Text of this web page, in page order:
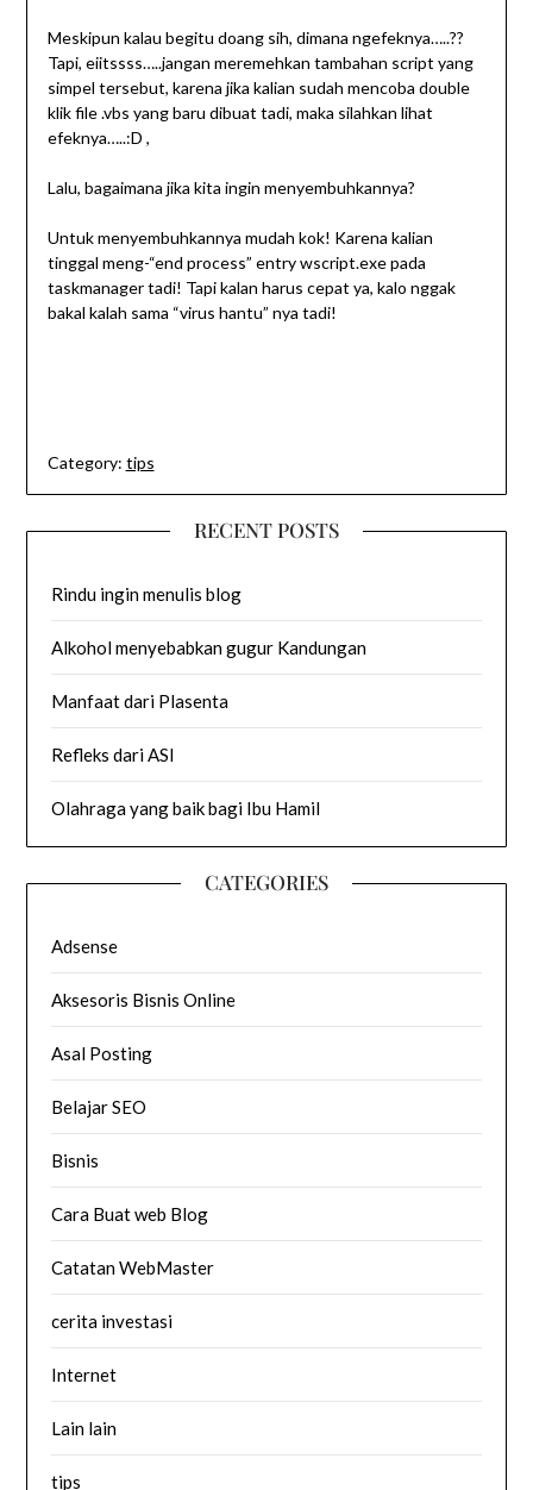
Meskipun kalau begitu doang sih, dimana ngefeknya…..??
Tapi, eiitssss…..jangan meremehkan tambahan script yang
simpel tersebut, karena jika kalian sudah mencoba double
klik file .vbs yang baru dibuat tadi, maka silahkan lihat
efeknya…..:D ,
Lalu, bagaimana jika kita ingin menyembuhkannya?
Untuk menyembuhkannya mudah kok! Karena kalian
tinggal meng-“end process” entry wscript.exe pada
taskmanager tadi! Tapi kalan harus cepat ya, kalo nggak
bakal kalah sama “virus hantu” nya tadi!
Category: tips
RECENT POSTS
Rindu ingin menulis blog
Alkohol menyebabkan gugur Kandungan
Manfaat dari Plasenta
Refleks dari ASI
Olahraga yang baik bagi Ibu Hamil
CATEGORIES
Adsense
Aksesoris Bisnis Online
Asal Posting
Belajar SEO
Bisnis
Cara Buat web Blog
Catatan WebMaster
cerita investasi
Internet
Lain lain
tips